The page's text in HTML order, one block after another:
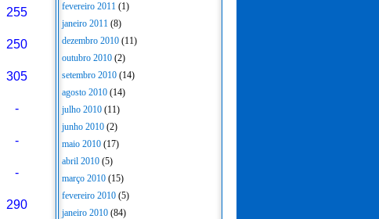
255
250
305
-
-
-
290
fevereiro 2011 (1)
janeiro 2011 (8)
dezembro 2010 (11)
outubro 2010 (2)
setembro 2010 (14)
agosto 2010 (14)
julho 2010 (11)
junho 2010 (2)
maio 2010 (17)
abril 2010 (5)
março 2010 (15)
fevereiro 2010 (5)
janeiro 2010 (84)